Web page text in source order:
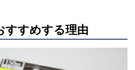
すすめする理由